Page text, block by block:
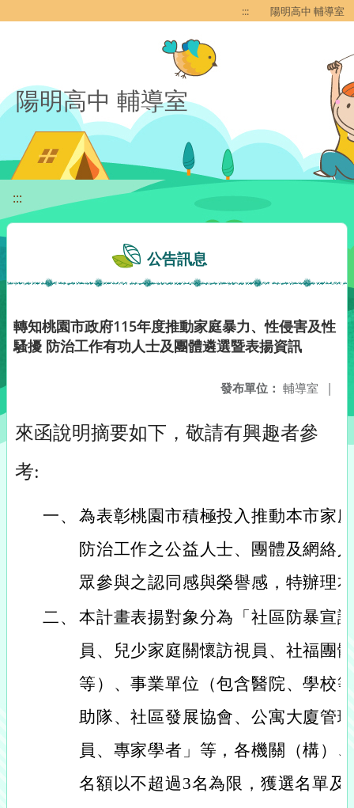
::: 陽明高中 輔導室
陽明高中 輔導室
:::
公告訊息
轉知桃園市政府115年度推動家庭暴力、性侵害及性
騷擾 防治工作有功人士及團體遴選暨表揚資訊
發布單位： 輔導室 |
來函說明摘要如下，敬請有興趣者參
考:
一、 為表彰桃園市積極投入推動本市家
防治工作之公益人士、團體及網絡
眾參與之認同感與榮譽感，特辦理
二、 本計畫表揚對象分為「社區防暴宣
員、兒少家庭關懷訪視員、社福團
等）、事業單位（包含醫院、學校
助隊、社區發展協會、公寓大廈管
員、專家學者」等，各機關（構）
名額以不超過3名為限，獲選名單